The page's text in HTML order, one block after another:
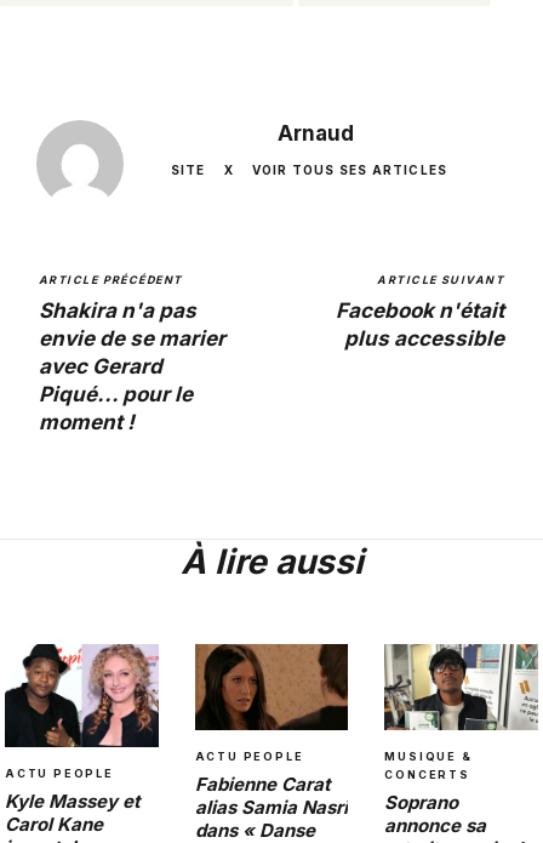
Arnaud
SITE X VOIR TOUS SES ARTICLES
ARTICLE PRÉCÉDENT
Shakira n'a pas
envie de se marier
avec Gerard
Piqué... pour le
moment !
ARTICLE SUIVANT
Facebook n'était
plus accessible
À lire aussi
ACTU PEOPLE
Kyle Massey et
Carol Kane
ACTU PEOPLE
Fabienne Carat
alias Samia Nasri
dans « Danse
MUSIQUE &
CONCERTS
Soprano
annonce sa